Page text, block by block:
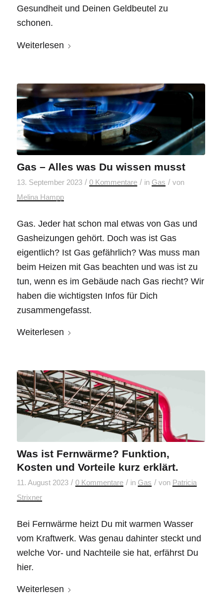
Gesundheit und Deinen Geldbeutel zu
schonen.
Weiterlesen
Gas – Alles was Du wissen musst
13. September 2023 / 0 Kommentare / in Gas / von
Melina Hampp
Gas. Jeder hat schon mal etwas von Gas und
Gasheizungen gehört. Doch was ist Gas
eigentlich? Ist Gas gefährlich? Was muss man
beim Heizen mit Gas beachten und was ist zu
tun, wenn es im Gebäude nach Gas riecht? Wir
haben die wichtigsten Infos für Dich
zusammengefasst.
Weiterlesen
Was ist Fernwärme? Funktion,
Kosten und Vorteile kurz erklärt.
11. August 2023 / 0 Kommentare / in Gas / von Patricia
Strixner
Bei Fernwärme heizt Du mit warmen Wasser
vom Kraftwerk. Was genau dahinter steckt und
welche Vor- und Nachteile sie hat, erfährst Du
hier.
Weiterlesen